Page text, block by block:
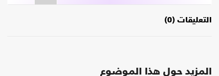
التعليقات (0)
المزيد حول هذا الموضوع